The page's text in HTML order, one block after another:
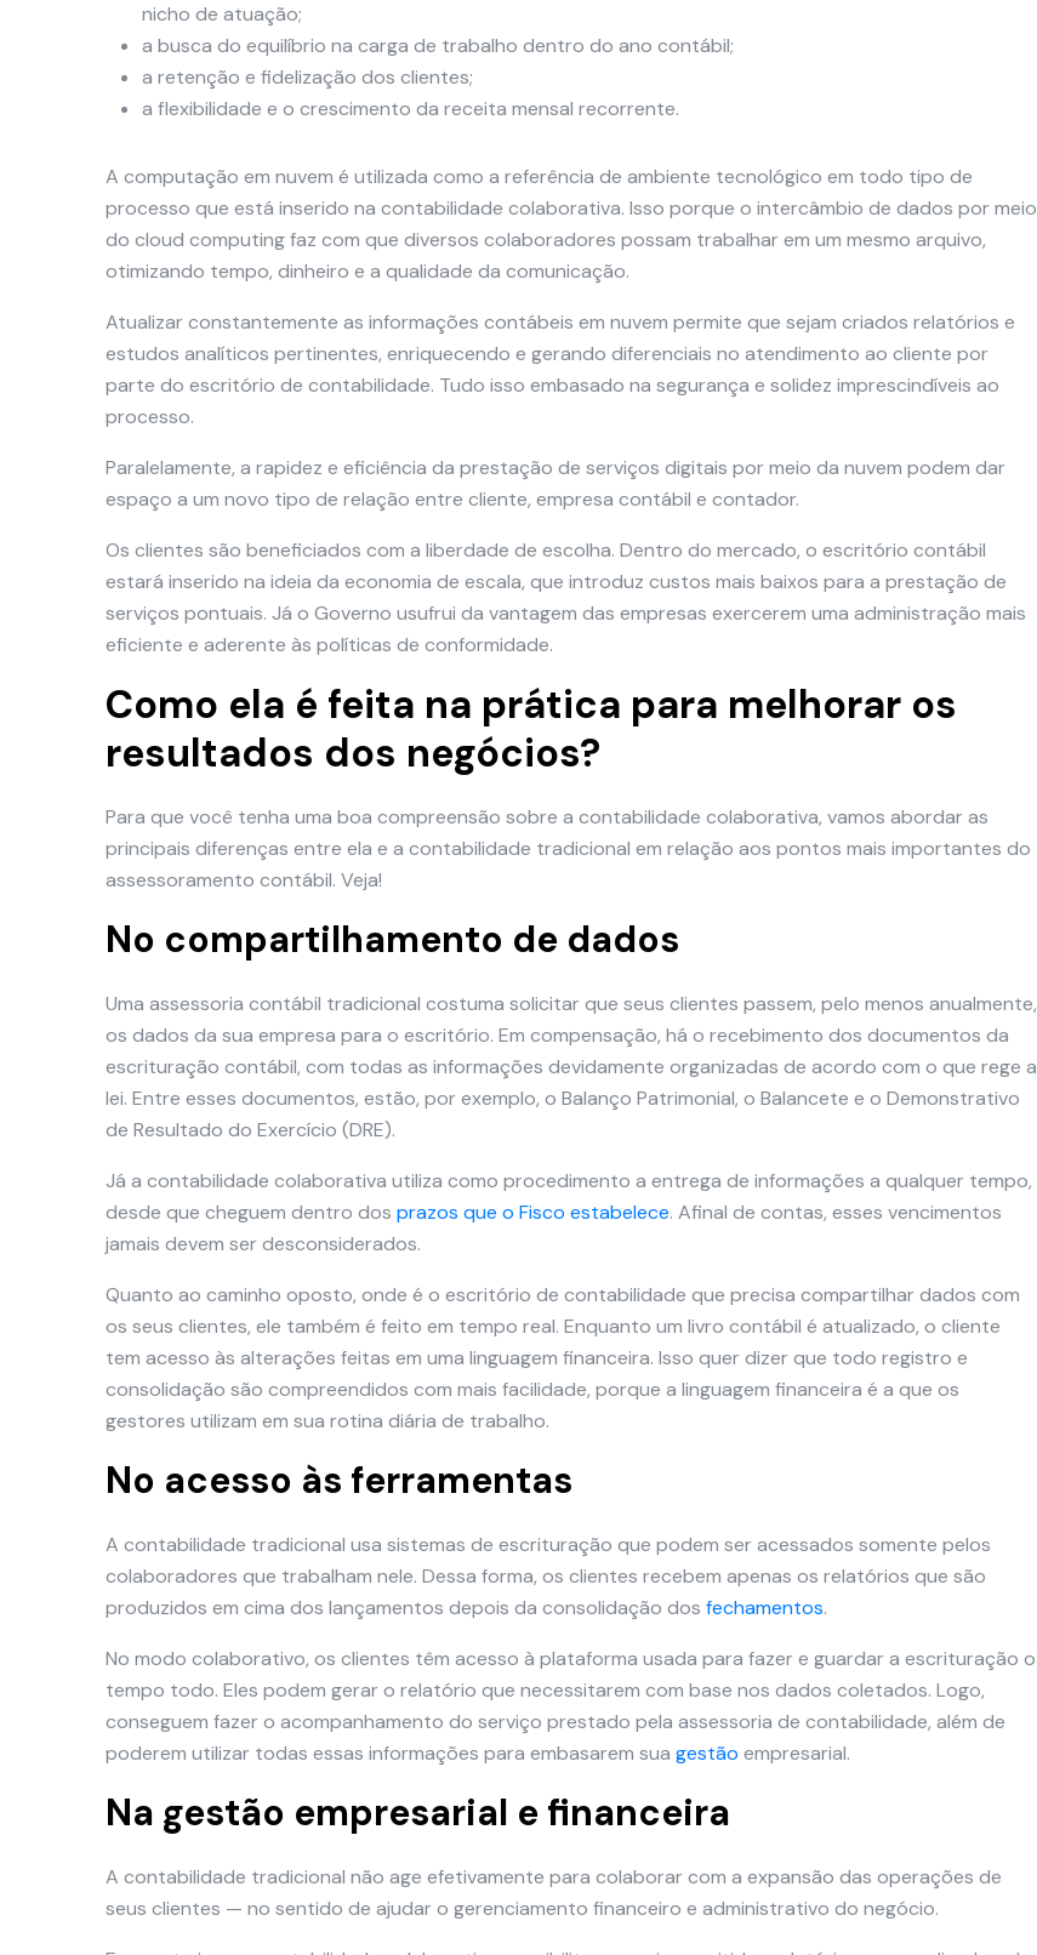
nicho de atuação;
a busca do equilíbrio na carga de trabalho dentro do ano contábil;
a retenção e fidelização dos clientes;
a flexibilidade e o crescimento da receita mensal recorrente.
A computação em nuvem é utilizada como a referência de ambiente tecnológico em todo tipo de
processo que está inserido na contabilidade colaborativa. Isso porque o intercâmbio de dados por meio
do cloud computing faz com que diversos colaboradores possam trabalhar em um mesmo arquivo,
otimizando tempo, dinheiro e a qualidade da comunicação.
Atualizar constantemente as informações contábeis em nuvem permite que sejam criados relatórios e
estudos analíticos pertinentes, enriquecendo e gerando diferenciais no atendimento ao cliente por
parte do escritório de contabilidade. Tudo isso embasado na segurança e solidez imprescindíveis ao
processo.
Paralelamente, a rapidez e eficiência da prestação de serviços digitais por meio da nuvem podem dar
espaço a um novo tipo de relação entre cliente, empresa contábil e contador.
Os clientes são beneficiados com a liberdade de escolha. Dentro do mercado, o escritório contábil
estará inserido na ideia da economia de escala, que introduz custos mais baixos para a prestação de
serviços pontuais. Já o Governo usufrui da vantagem das empresas exercerem uma administração mais
eficiente e aderente às políticas de conformidade.
Como ela é feita na prática para melhorar os
resultados dos negócios?
Para que você tenha uma boa compreensão sobre a contabilidade colaborativa, vamos abordar as
principais diferenças entre ela e a contabilidade tradicional em relação aos pontos mais importantes do
assessoramento contábil. Veja!
No compartilhamento de dados
Uma assessoria contábil tradicional costuma solicitar que seus clientes passem, pelo menos anualmente,
os dados da sua empresa para o escritório. Em compensação, há o recebimento dos documentos da
escrituração contábil, com todas as informações devidamente organizadas de acordo com o que rege a
lei. Entre esses documentos, estão, por exemplo, o Balanço Patrimonial, o Balancete e o Demonstrativo
de Resultado do Exercício (DRE).
Já a contabilidade colaborativa utiliza como procedimento a entrega de informações a qualquer tempo,
desde que cheguem dentro dos prazos que o Fisco estabelece. Afinal de contas, esses vencimentos
jamais devem ser desconsiderados.
Quanto ao caminho oposto, onde é o escritório de contabilidade que precisa compartilhar dados com
os seus clientes, ele também é feito em tempo real. Enquanto um livro contábil é atualizado, o cliente
tem acesso às alterações feitas em uma linguagem financeira. Isso quer dizer que todo registro e
consolidação são compreendidos com mais facilidade, porque a linguagem financeira é a que os
gestores utilizam em sua rotina diária de trabalho.
No acesso às ferramentas
A contabilidade tradicional usa sistemas de escrituração que podem ser acessados somente pelos
colaboradores que trabalham nele. Dessa forma, os clientes recebem apenas os relatórios que são
produzidos em cima dos lançamentos depois da consolidação dos fechamentos.
No modo colaborativo, os clientes têm acesso à plataforma usada para fazer e guardar a escrituração o
tempo todo. Eles podem gerar o relatório que necessitarem com base nos dados coletados. Logo,
conseguem fazer o acompanhamento do serviço prestado pela assessoria de contabilidade, além de
poderem utilizar todas essas informações para embasarem sua gestão empresarial.
Na gestão empresarial e financeira
A contabilidade tradicional não age efetivamente para colaborar com a expansão das operações de
seus clientes — no sentido de ajudar o gerenciamento financeiro e administrativo do negócio.